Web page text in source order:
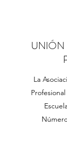
UNIÓN
La